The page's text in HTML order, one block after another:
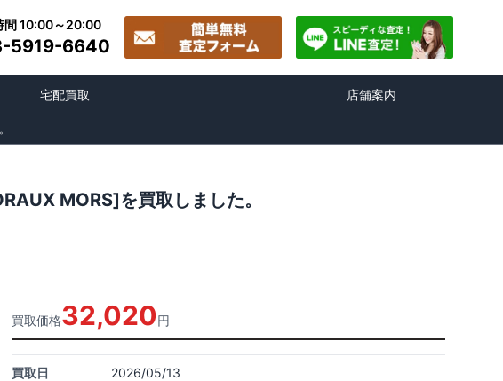
間 10:00～20:00
5919-6640
宅配買取 店舗案内
MORS]を買取しました。
買取価格32,020円
買取日 2026/05/13